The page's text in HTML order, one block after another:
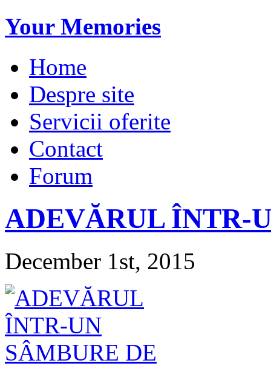
Your Memories
Home
Despre site
Servicii oferite
Contact
Forum
ADEVĂRUL ÎNTR-
December 1st, 2015